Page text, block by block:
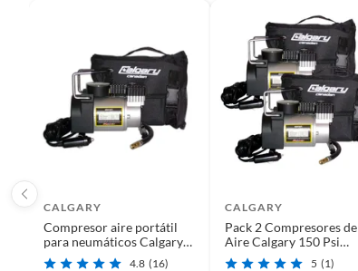
Condicion del producto
Detalle de la garantía
Alto
CALGARY
Compresor aire portátil
para neumáticos Calgary
150psi 12v
4.8 (16)
CALGARY
Pack 2 Compresores de
Aire Calgary 150 Psi
Adaptador 12v
5 (1)